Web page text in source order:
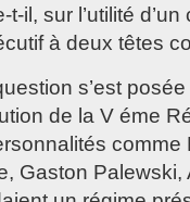
t-il, sur l’utilité
à deux têtes
s’est
de la V éme
Gaston